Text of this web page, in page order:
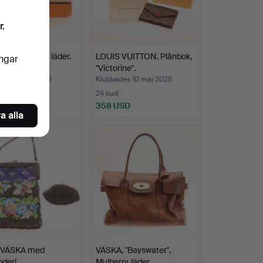
Armband läder.
12 maj 2026
LOUIS VUITTON. Plånbok,
"Victorine".
Klubbades 10 maj 2026
24 bud
358 USD
med
VÄSKA, "Bayswater",
alla